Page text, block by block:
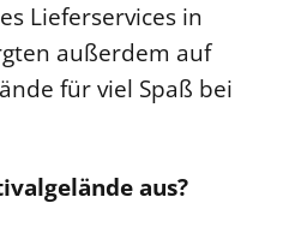
Lieferservices in
außerdem auf
für viel Spaß bei
aus?